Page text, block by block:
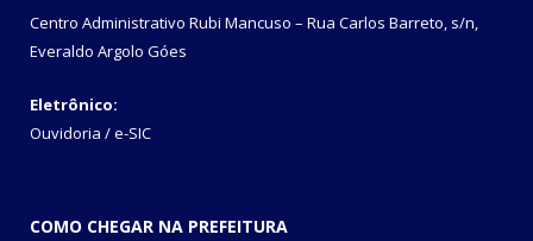
Centro Administrativo Rubi Mancuso – Rua Carlos Barreto, s/n,
Everaldo Argolo Góes
Eletrônico:
Ouvidoria /e-SIC
COMO CHEGAR NA PREFEITURA